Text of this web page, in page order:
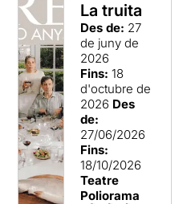
La truita
Des de: 27
de juny de
2026
Fins: 18
d'octubre de
2026 Des
de:
27/06/2026
Fins:
18/10/2026
Teatre
Poliorama